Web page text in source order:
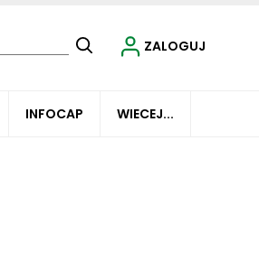
INFOCAP WIECEJ...
ZALOGUJ